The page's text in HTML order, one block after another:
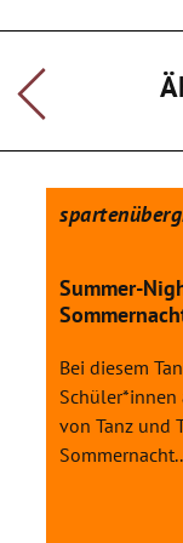
Zusammenarbeit
des Schulprofils
Für das geplante
Summer-
Bei diesem
von Tanz und